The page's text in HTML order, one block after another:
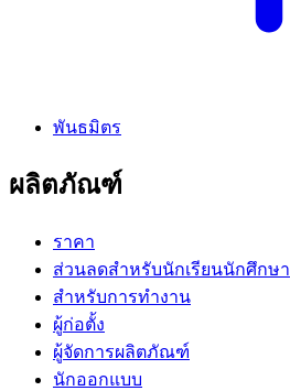
พันธมิตร
ผลิตภัณฑ์
ราคา
ส่วนลดสำหรับนักเรียนนักศึกษา
สำหรับการทำงาน
ผู้ก่อตั้ง
ผู้จัดการผลิตภัณฑ์
นักออกแบบ